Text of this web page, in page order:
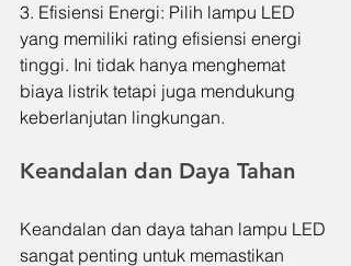
3. Efisiensi Energi: Pilih lampu LED
yang memiliki rating efisiensi energi
tinggi. Ini tidak hanya menghemat
biaya listrik tetapi juga mendukung
keberlanjutan lingkungan.
Keandalan dan Daya Tahan
Keandalan dan daya tahan lampu LED
sangat penting untuk memastikan